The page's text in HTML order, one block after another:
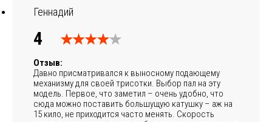
Геннадий
4
Отзыв:
Давно присматривался к выносному подающему
механизму для своей трисотки. Выбор пал на эту
модель. Первое, что заметил – очень удобно, что
сюда можно поставить большущую катушку – аж на
15 кило, не приходится часто менять. Скорость